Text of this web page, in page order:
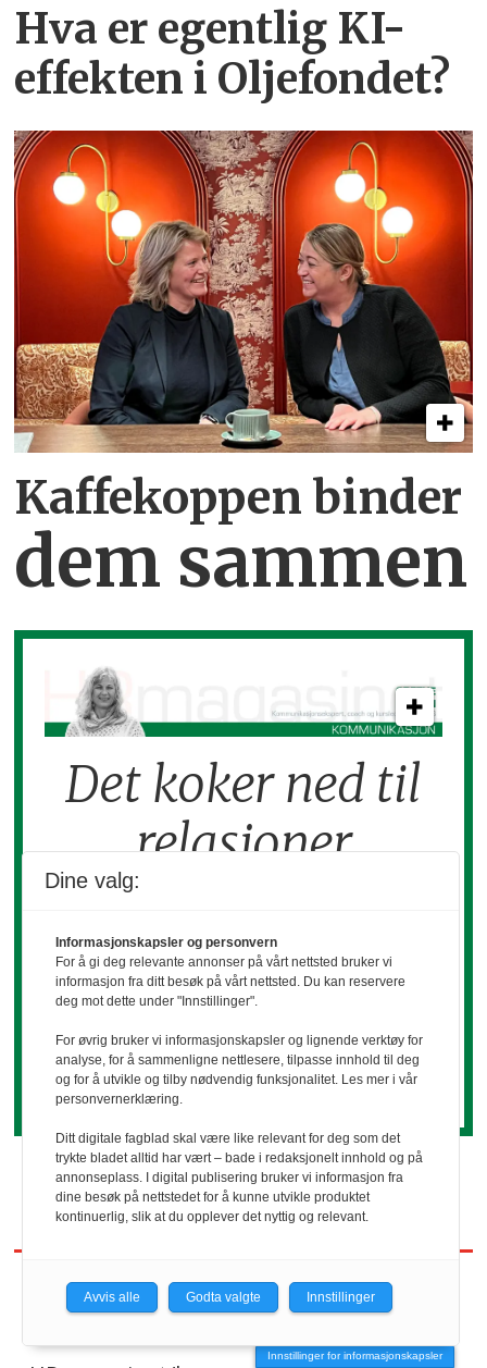
Hva er egentlig KI-
effekten i Oljefondet?
Kaffekoppen binder
dem sammen
Det koker ned til
relasjoner
Grethe Holtan
nøkkelen til sterke nettverk – og
hvorfor tilfeldige møter,
nysgjerrighet og ekte interesse for
andre kan skape muligheter langt
utover det vi først ser.
REDAKTØR
Innstillinger for informasjonskapsler
Dine valg:
Informasjonskapsler og personvern
For å gi deg relevante annonser på vårt nettsted bruker vi
informasjon fra ditt besøk på vårt nettsted. Du kan reservere
deg mot dette under "Innstillinger".
For øvrig bruker vi informasjonskapsler og lignende verktøy for
analyse, for å sammenligne nettlesere, tilpasse innhold til deg
og for å utvikle og tilby nødvendig funksjonalitet. Les mer i vår
personvernerklæring.
Ditt digitale fagblad skal være like relevant for deg som det
trykte bladet alltid har vært – bade i redaksjonelt innhold og på
annonseplass. I digital publisering bruker vi informasjon fra
dine besøk på nettstedet for å kunne utvikle produktet
kontinuerlig, slik at du opplever det nyttig og relevant.
Avvis alle Godta valgte Innstillinger